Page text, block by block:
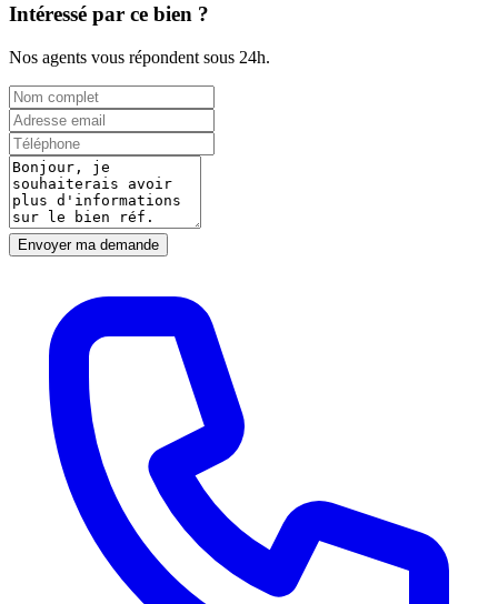
Intéressé par ce bien ?
Nos agents vous répondent sous 24h.
Envoyer ma demande